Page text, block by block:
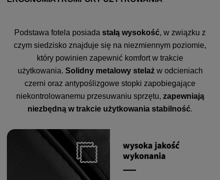
Podstawa fotela posiada stałą wysokość, w związku z
czym siedzisko znajduje się na niezmiennym poziomie,
który powinien zapewnić komfort w trakcie
użytkowania. Solidny metalowy stelażw odcieniach
czerni oraz antypoślizgowe stopki zapobiegające
niekontrolowanemu przesuwaniu sprzętu, zapewniają
niezbędną w trakcie użytkowania stabilność.